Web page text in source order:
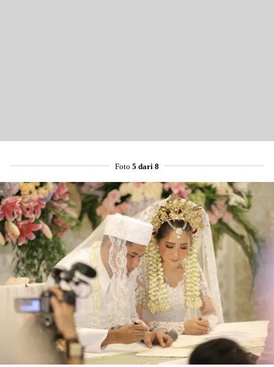
Foto 5 dari 8
Share to others
Pinterest
Mail